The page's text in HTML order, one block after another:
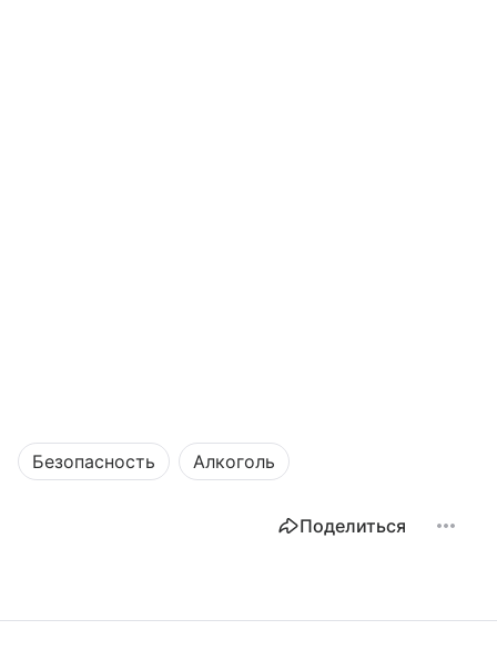
Безопасность Алкоголь
Поделиться